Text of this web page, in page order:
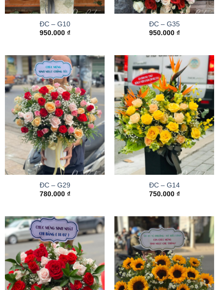
ĐC – G10
950.000 ₫
ĐC – G35
950.000 ₫
ĐC – G29
780.000 ₫
ĐC – G14
750.000 ₫